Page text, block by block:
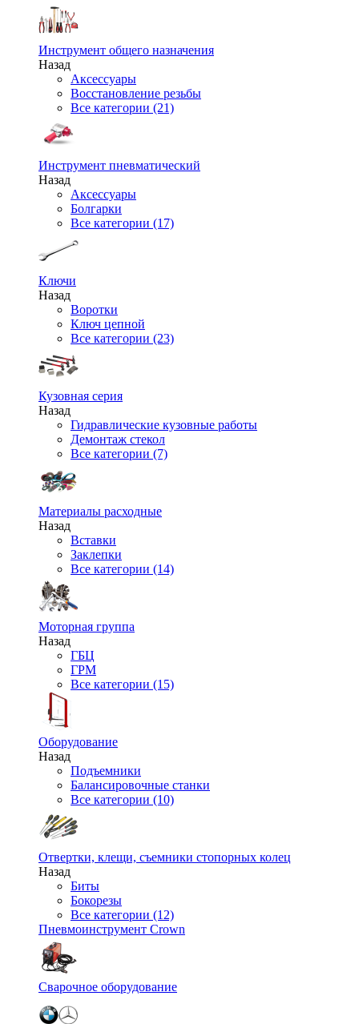
Инструмент общего назначения
Назад
Аксессуары
Восстановление резьбы
Все категории (21)
Инструмент пневматический
Назад
Аксессуары
Болгарки
Все категории (17)
Ключи
Назад
Воротки
Ключ цепной
Все категории (23)
Кузовная серия
Назад
Гидравлические кузовные работы
Демонтаж стекол
Все категории (7)
Материалы расходные
Назад
Вставки
Заклепки
Все категории (14)
Моторная группа
Назад
ГБЦ
ГРМ
Все категории (15)
Оборудование
Назад
Подъемники
Балансировочные станки
Все категории (10)
Отвертки, клещи, съемники стопорных колец
Назад
Биты
Бокорезы
Все категории (12)
Пневмоинструмент Crown
Сварочное оборудование